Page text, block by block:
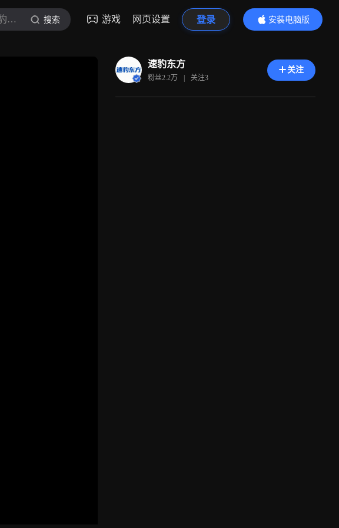
速豹东方 搜索 游戏 网页设置 登录
安装电脑版
内容更精彩
速豹东方
粉丝2.2万 | 关注3
关注